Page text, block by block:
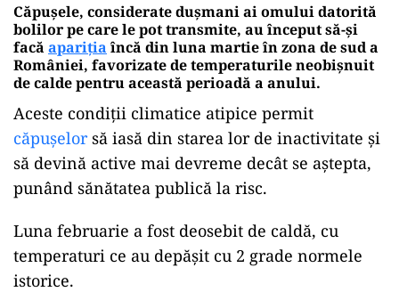
Căpușele, considerate dușmani ai omului datorită
bolilor pe care le pot transmite, au început să-și
facă apariția încă din luna martie în zona de sud a
României, favorizate de temperaturile neobișnuit
de calde pentru această perioadă a anului.
Aceste condiții climatice atipice permit
căpușelorsă iasă din starea lor de inactivitate și
să devină active mai devreme decât se aștepta,
punând sănătatea publică la risc.
Luna februarie a fost deosebit de caldă, cu
temperaturi ce au depășit cu 2 grade normele
istorice.